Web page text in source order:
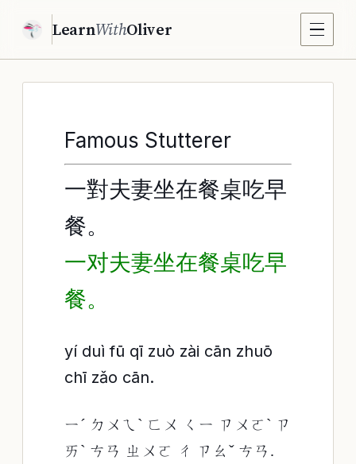
LearnWithOliver
Famous Stutterer
一對夫妻坐在餐桌吃早
餐。
一对夫妻坐在餐桌吃早
餐。
yí duì fū qī zuò zài cān zhuō
chī zǎo cān.
ㄧˊ ㄉㄨㄟˋ ㄈㄨ ㄑㄧ ㄗㄨㄛˋ ㄗ
ㄞˋ ㄘㄢ ㄓㄨㄛ ㄔ ㄗㄠˇ ㄘㄢ.